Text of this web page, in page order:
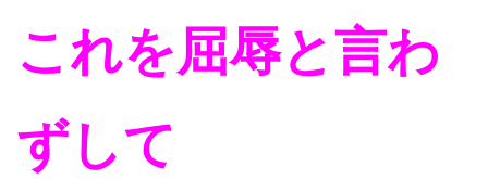
これを屈辱と言わ
ずして